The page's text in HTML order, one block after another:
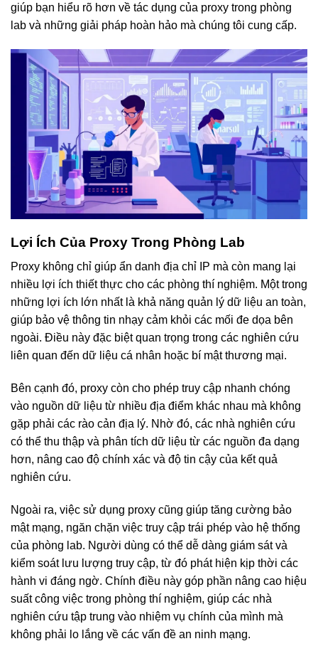
giúp bạn hiểu rõ hơn về tác dụng của proxy trong phòng
lab và những giải pháp hoàn hảo mà chúng tôi cung cấp.
Lợi Ích Của Proxy Trong Phòng Lab
Proxy không chỉ giúp ẩn danh địa chỉ IP mà còn mang lại
nhiều lợi ích thiết thực cho các phòng thí nghiệm. Một trong
những lợi ích lớn nhất là khả năng quản lý dữ liệu an toàn,
giúp bảo vệ thông tin nhạy cảm khỏi các mối đe dọa bên
ngoài. Điều này đặc biệt quan trọng trong các nghiên cứu
liên quan đến dữ liệu cá nhân hoặc bí mật thương mại.
Bên cạnh đó, proxy còn cho phép truy cập nhanh chóng
vào nguồn dữ liệu từ nhiều địa điểm khác nhau mà không
gặp phải các rào cản địa lý. Nhờ đó, các nhà nghiên cứu
có thể thu thập và phân tích dữ liệu từ các nguồn đa dạng
hơn, nâng cao độ chính xác và độ tin cậy của kết quả
nghiên cứu.
Ngoài ra, việc sử dụng proxy cũng giúp tăng cường bảo
mật mạng, ngăn chặn việc truy cập trái phép vào hệ thống
của phòng lab. Người dùng có thể dễ dàng giám sát và
kiểm soát lưu lượng truy cập, từ đó phát hiện kịp thời các
hành vi đáng ngờ. Chính điều này góp phần nâng cao hiệu
suất công việc trong phòng thí nghiệm, giúp các nhà
nghiên cứu tập trung vào nhiệm vụ chính của mình mà
không phải lo lắng về các vấn đề an ninh mạng.